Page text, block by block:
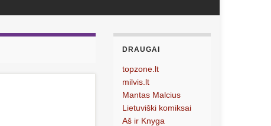
DRAUGAI
topzone.lt
milvis.lt
Mantas Malcius
Lietuviški komiksai
Aš ir Knyga